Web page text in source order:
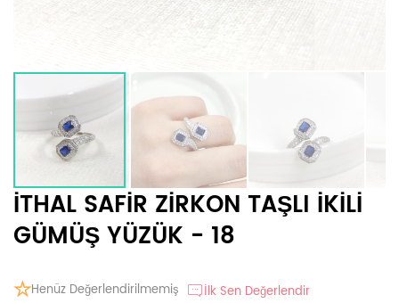
İTHAL SAFİR ZİRKON TAŞLI İKİLİ
GÜMÜŞ YÜZÜK - 18
Henüz Değerlendirilmemiş İlk Sen Değerlendir